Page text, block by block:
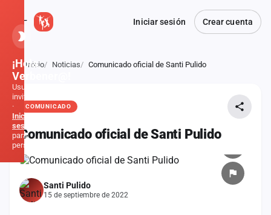
Iniciar sesión Crear cuenta
Atrás
Inicio Noticias Comunicado oficial de Santi Pulido
COMUNICADO
Comunicado oficial de Santi Pulido
Santi Pulido
15 de septiembre de 2022
¡Hola,
Verbener@!
Usuario
invitado
·
Inicia
sesión
para
personalizar
Inicio